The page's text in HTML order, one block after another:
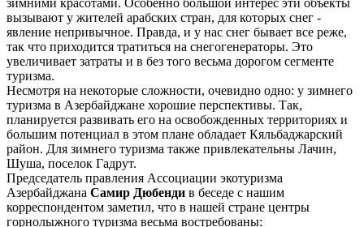
зимними красотами. Особенно большой интерес эти объекты
вызывают у жителей арабских стран, для которых снег -
явление непривычное. Правда, и у нас снег бывает все реже,
так что приходится тратиться на снегогенераторы. Это
увеличивает затраты и в без того весьма дорогом сегменте
туризма.
Несмотря на некоторые сложности, очевидно одно: у зимнего
туризма в Азербайджане хорошие перспективы. Так,
планируется развивать его на освобожденных территориях и
большим потенциал в этом плане обладает Кяльбаджарский
район. Для зимнего туризма также привлекательны Лачин,
Шуша, поселок Гадрут.
Председатель правления Ассоциации экотуризма
Азербайджана Самир Дюбенди в беседе с нашим
корреспондентом заметил, что в нашей стране центры
горнолыжного туризма весьма востребованы: